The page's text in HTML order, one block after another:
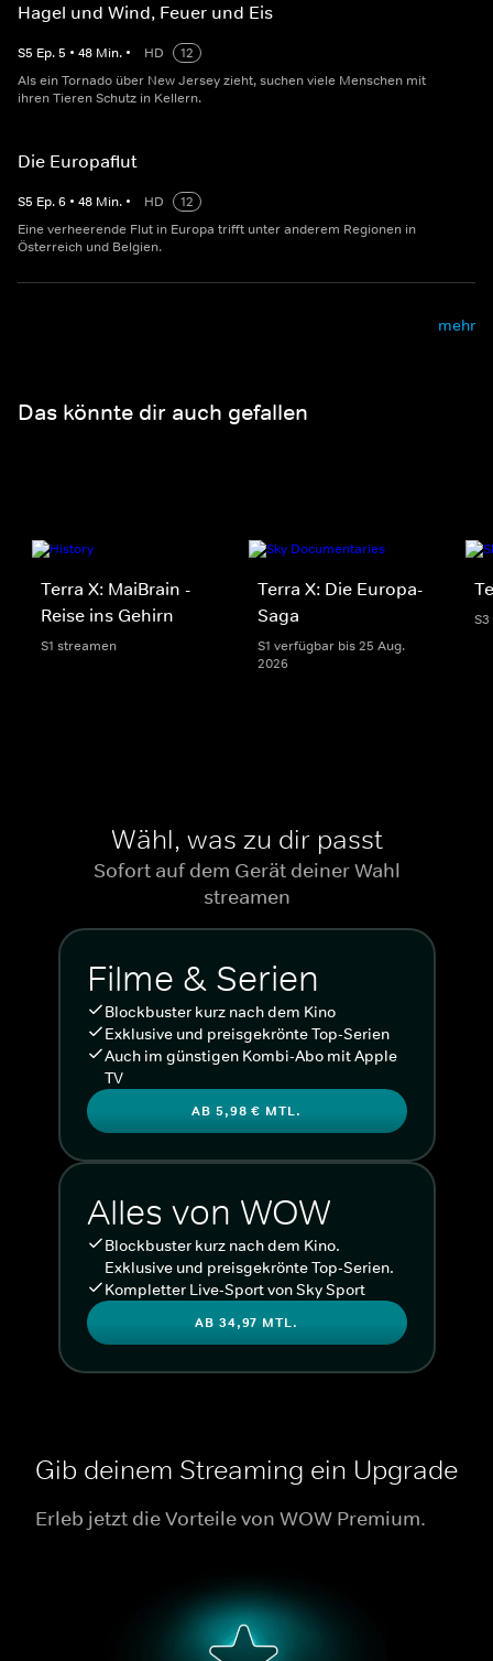
Hagel und Wind, Feuer und Eis
S5 Ep.5 • 48 Min. • HD
12
Als ein Tornado über New Jersey zieht, suchen viele Menschen mit
ihren Tieren Schutz in Kellern.
Die Europaflut
S5 Ep.6 • 48 Min. • HD
12
Eine verheerende Flut in Europa trifft unter anderem Regionen in
Österreich und Belgien.
mehr
Das könnte dir auch gefallen
Terra X: MaiBrain -
Reise ins Gehirn
S1 streamen
Terra X: Die Europa-
Saga
S1 verfügbar bis 25 Aug.
2026
Wähl, was zu dir passt
Sofort auf dem Gerät deiner Wahl
streamen
Filme & Serien
Blockbuster kurz nach dem Kino
Exklusive und preisgekrönte Top-Serien
Auch im günstigen Kombi-Abo mit Apple
TV
AB 5,98 € MTL.
Alles von WOW
Blockbuster kurz nach dem Kino.
Exklusive und preisgekrönte Top-Serien.
Kompletter Live-Sport von Sky Sport
AB 34,97 MTL.
Gib deinem Streaming ein Upgrade
Erleb jetzt die Vorteile von WOW Premium.